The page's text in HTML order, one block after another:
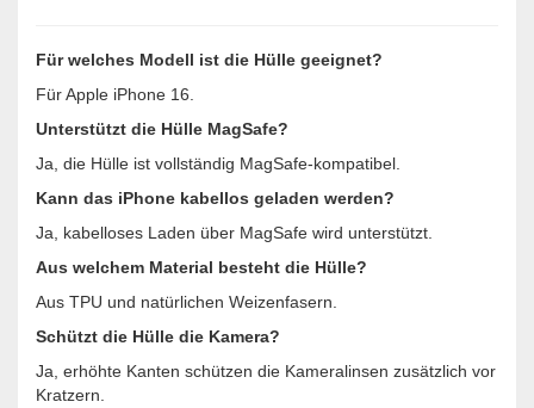
Für welches Modell ist die Hülle geeignet?
Für Apple iPhone 16.
Unterstützt die Hülle MagSafe?
Ja, die Hülle ist vollständig MagSafe-kompatibel.
Kann das iPhone kabellos geladen werden?
Ja, kabelloses Laden über MagSafe wird unterstützt.
Aus welchem Material besteht die Hülle?
Aus TPU und natürlichen Weizenfasern.
Schützt die Hülle die Kamera?
Ja, erhöhte Kanten schützen die Kameralinsen zusätzlich vor
Kratzern.